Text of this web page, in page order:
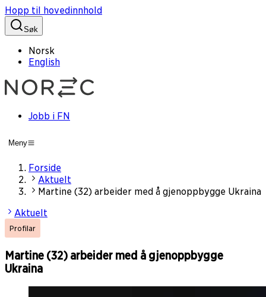
Hopp til hovedinnhold
Søk
Norsk
English
Jobb i FN
Meny
Forside
Aktuelt
Martine (32) arbeider med å gjenoppbygge Ukraina
Aktuelt
Profilar
Martine (32) arbeider med å gjenoppbygge
Ukraina